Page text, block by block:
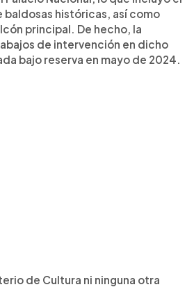
históricas, así como
principal. De hecho, la
de intervención en dicho
bajo reserva en mayo de 2024.
de Cultura ni ninguna otra